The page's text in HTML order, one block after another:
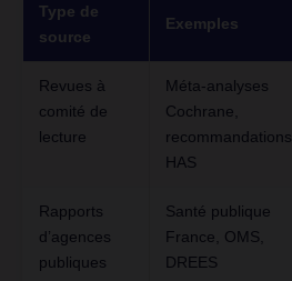
Type de
source
Exemples
Revues à
comité de
lecture
Méta-analyses
Cochrane,
recommandations
HAS
Rapports
d’agences
publiques
Santé publique
France, OMS,
DREES